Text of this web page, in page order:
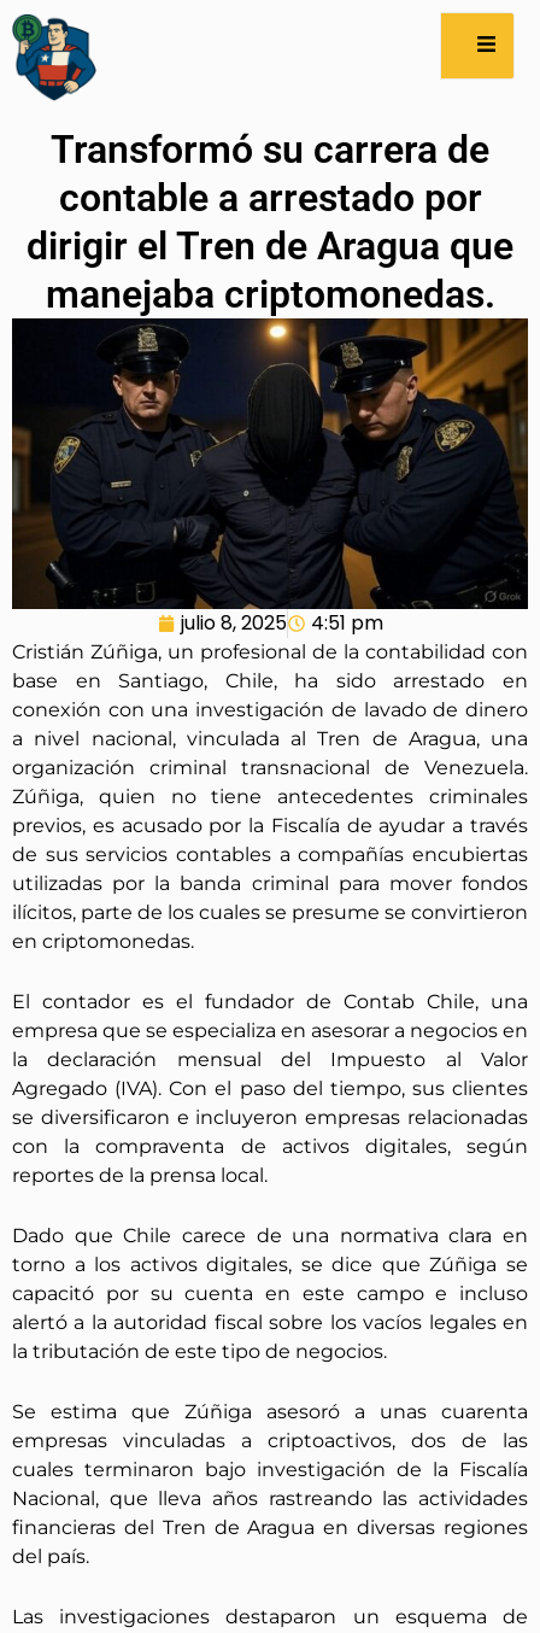
Transformó su carrera de
contable a arrestado por
dirigir el Tren de Aragua que
manejaba criptomonedas.
julio 8, 2025 4:51 pm
Cristián Zúñiga, un profesional de la contabilidad con
base en Santiago, Chile, ha sido arrestado en
conexión con una investigación de lavado de dinero
a nivel nacional, vinculada al Tren de Aragua, una
organización criminal transnacional de Venezuela.
Zúñiga, quien no tiene antecedentes criminales
previos, es acusado por la Fiscalía de ayudar a través
de sus servicios contables a compañías encubiertas
utilizadas por la banda criminal para mover fondos
ilícitos, parte de los cuales se presume se convirtieron
en criptomonedas.
El contador es el fundador de Contab Chile, una
empresa que se especializa en asesorar a negocios en
la declaración mensual del Impuesto al Valor
Agregado (IVA). Con el paso del tiempo, sus clientes
se diversificaron e incluyeron empresas relacionadas
con la compraventa de activos digitales, según
reportes de la prensa local.
Dado que Chile carece de una normativa clara en
torno a los activos digitales, se dice que Zúñiga se
capacitó por su cuenta en este campo e incluso
alertó a la autoridad fiscal sobre los vacíos legales en
la tributación de este tipo de negocios.
Se estima que Zúñiga asesoró a unas cuarenta
empresas vinculadas a criptoactivos, dos de las
cuales terminaron bajo investigación de la Fiscalía
Nacional, que lleva años rastreando las actividades
financieras del Tren de Aragua en diversas regiones
del país.
Las investigaciones destaparon un esquema de